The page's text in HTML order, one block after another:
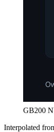
GB200
Interpolated